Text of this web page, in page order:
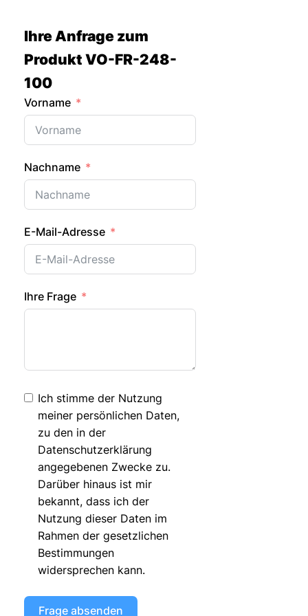
springenIhre Anfrage zum
Produkt VO-FR-248-
100
Vorname
Nachname
E-Mail-Adresse
Ihre Frage
Ich stimme der Nutzung
meiner persönlichen Daten,
zu den in der
Datenschutzerklärung
angegebenen Zwecke zu.
Darüber hinaus ist mir
bekannt, dass ich der
Nutzung dieser Daten im
Rahmen der gesetzlichen
Bestimmungen
widersprechen kann.
Frage absenden